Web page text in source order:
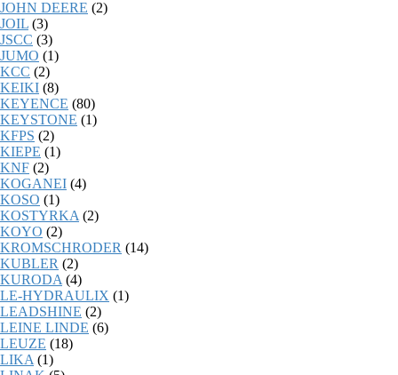
JOHN DEERE (2)
JOIL (3)
JSCC (3)
JUMO (1)
KCC (2)
KEIKI (8)
KEYENCE (80)
KEYSTONE (1)
KFPS (2)
KIEPE (1)
KNF (2)
KOGANEI (4)
KOSO (1)
KOSTYRKA (2)
KOYO (2)
KROMSCHRODER (14)
KUBLER (2)
KURODA (4)
LE-HYDRAULIX (1)
LEADSHINE (2)
LEINE LINDE (6)
LEUZE (18)
LIKA (1)